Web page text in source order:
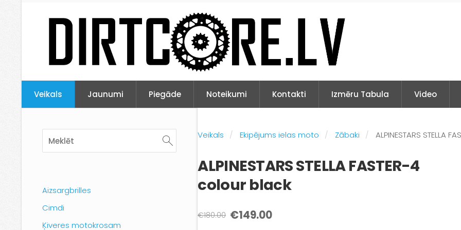
Veikals Jaunumi Piegāde Noteikumi Kontakti Izmēru Tabula Video
Aizsargbrilles
Cimdi
Ķiveres motokrosam
Veikals Ekipējums ielas moto Zābaki ALPINESTARS STELLA
ALPINESTARS STELLA FASTER-4
colour black
€180.00 €149.00